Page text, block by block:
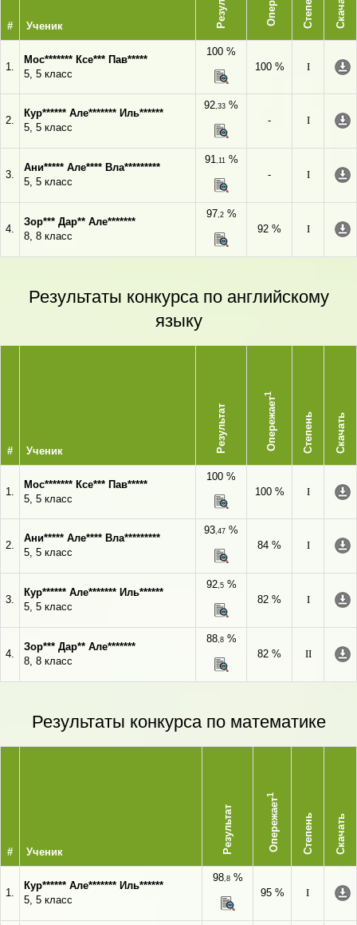
# Ученик
1.
Мос******* Ксе*** Пав*****
5, 5 класс
100 %
100 %
I
2.
Кур****** Але******* Иль******
5, 5 класс
92,33 %
-
I
3.
Ани***** Але**** Вла*********
5, 5 класс
91,11%
-
I
4.
Зор*** Дар** Але*******
8, 8 класс
97,2%
92 %
I
Результаты конкурса по английскому
языку
# Ученик Результат Опережает
1
Степень Скачать
1.
Мос******* Ксе*** Пав*****
5, 5 класс
100 %
100 %
I
2.
Ани***** Але**** Вла*********
5, 5 класс
93,47 %
84 %
I
3.
Кур****** Але******* Иль******
5, 5 класс
92,5%
82 %
I
4.
Зор*** Дар** Але*******
8, 8 класс
88,8%
82 %
II
Результаты конкурса по математике
# Ученик Результат Опережает
1
Степень Скачать
1.
Кур****** Але******* Иль******
5, 5 класс
98,8%
95 %
I